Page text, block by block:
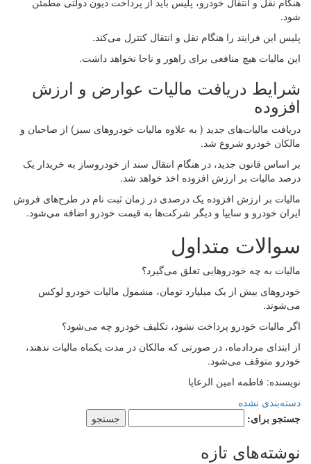
شود.
پلیس این فرایند را هنگام نقل و انتقال کنترل می‌کند.
این مالیات هیچ منافعی برای راهور و ناجا نخواهد داشت.
شرایط دریافت مالیات عوارض و ارزش
افزوده
دریافت مالیات‌های جدید ( به علاوه مالیات خودروهای سبز) از صاحبان و
مالکان خودرو شروع شد.
بر اساس قانون جدید، در هنگام انتقال سند از خودروساز به خریدار یک
درصد مالیات بر ارزش افزوده اخذ خواهد شد.
مالیات بر ارزش افزوده یک درصدی در زمان ثبت نام در طرح‌های فروش
ایران خودرو و سایپا و دیگر شرکت‌ها به قیمت خودرو اضافه می‌شود.
سوالات متداول
مالیات به چه خودروهایی تعلق می‌گیرد؟
خودروهای بیش از یک میلیارد تومان، مشمول مالیات خودرو لوکس
می‌شوند.
اگر مالیات خودرو پرداخت نشود، تکلیف خودرو چه می‌شود؟
از ابتدای مردادماه، در صورتی که مالکان در مدت یکماه مالیات ندهند،
خودرو متوقف می‌شود.
نویسنده: فاطمه امین الرعایا
دسته‌بندی نشده
جستجو برای:
نوشته‌های تازه